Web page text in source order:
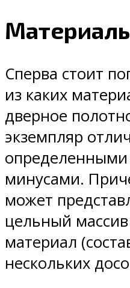
Сперва стоит
из каких
дверное
экземпляр
минусами.
может
цельный
материал
нескольких